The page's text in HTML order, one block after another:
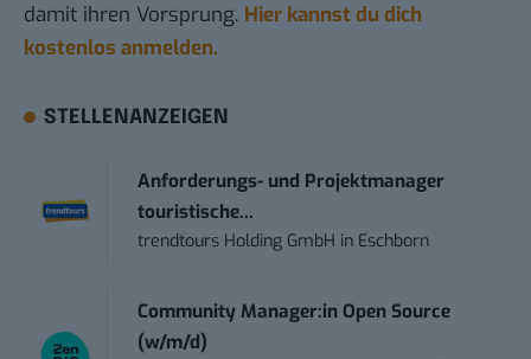
damit ihren Vorsprung. Hier kannst du dich
kostenlos anmelden.
STELLENANZEIGEN
Anforderungs- und Projektmanager
touristische...
trendtours Holding GmbH in Eschborn
Community Manager:in Open Source
(w/m/d)